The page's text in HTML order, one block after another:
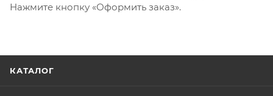
Нажмите кнопку «Оформить заказ».
КАТАЛОГ